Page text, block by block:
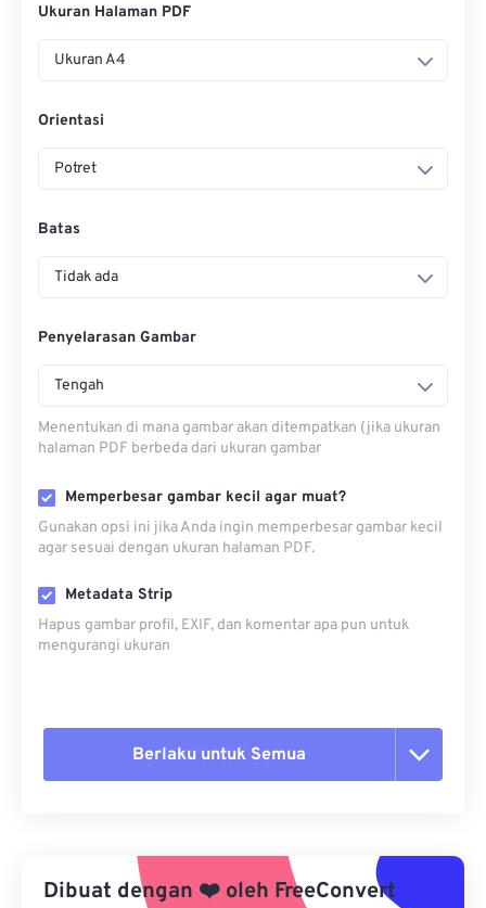
Ukuran Halaman PDF
Ukuran A4
Orientasi
Potret
Batas
Tidak ada
Penyelarasan Gambar
Tengah
Menentukan di mana gambar akan ditempatkan (jika ukuran
halaman PDF berbeda dari ukuran gambar
Memperbesar gambar kecil agar muat?
Gunakan opsi ini jika Anda ingin memperbesar gambar kecil
agar sesuai dengan ukuran halaman PDF.
Metadata Strip
Hapus gambar profil, EXIF, dan komentar apa pun untuk
mengurangi ukuran
Berlaku untuk Semua
Terapkan dari Preset
Dibuat dengan ❤️ oleh FreeConvert